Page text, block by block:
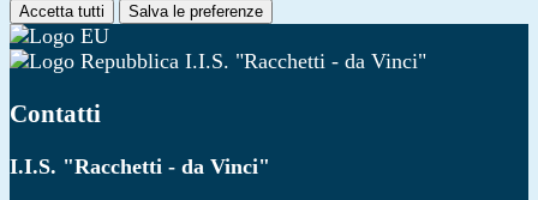
Accetta tutti Salva le preferenze
I.I.S. "Racchetti - da Vinci"
Contatti
I.I.S. "Racchetti - da Vinci"